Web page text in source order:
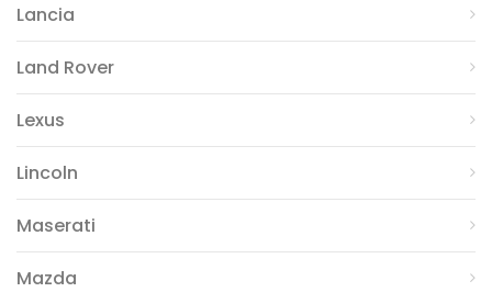
Lancia
Land Rover
Lexus
Lincoln
Maserati
Mazda